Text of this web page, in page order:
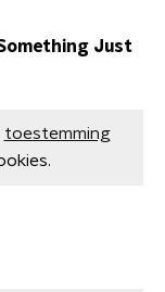
Just
toestemming